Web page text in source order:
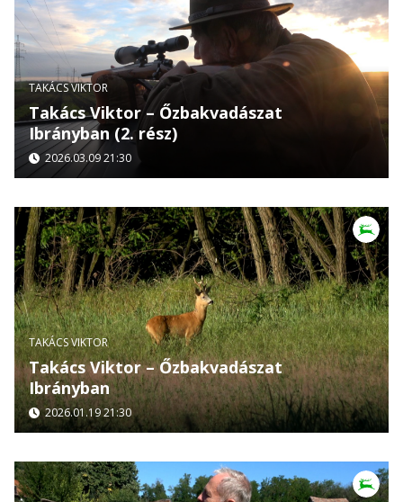
TAKÁCS VIKTOR
Takács Viktor – Őzbakvadászat
Ibrányban (2. rész)
2026.03.09 21:30
TAKÁCS VIKTOR
Takács Viktor – Őzbakvadászat
Ibrányban
2026.01.19 21:30